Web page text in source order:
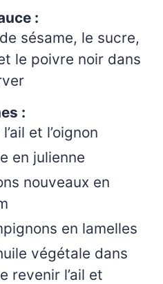
:
sésame, le sucre,
le poivre noir dans
:
et l’oignon
en julienne
nouveaux en
en lamelles
végétale dans
revenir l’ail et